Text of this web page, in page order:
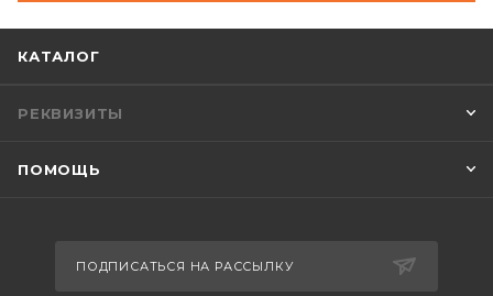
КАТАЛОГ
РЕКВИЗИТЫ
ПОМОЩЬ
ПОДПИСАТЬСЯ НА РАССЫЛКУ